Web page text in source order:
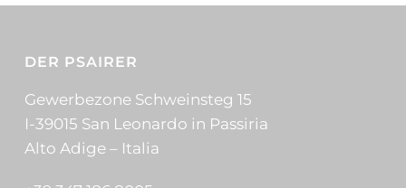
DER PSAIRER
Gewerbezone Schweinsteg 15
I-39015 San Leonardo in Passiria
Alto Adige – Italia